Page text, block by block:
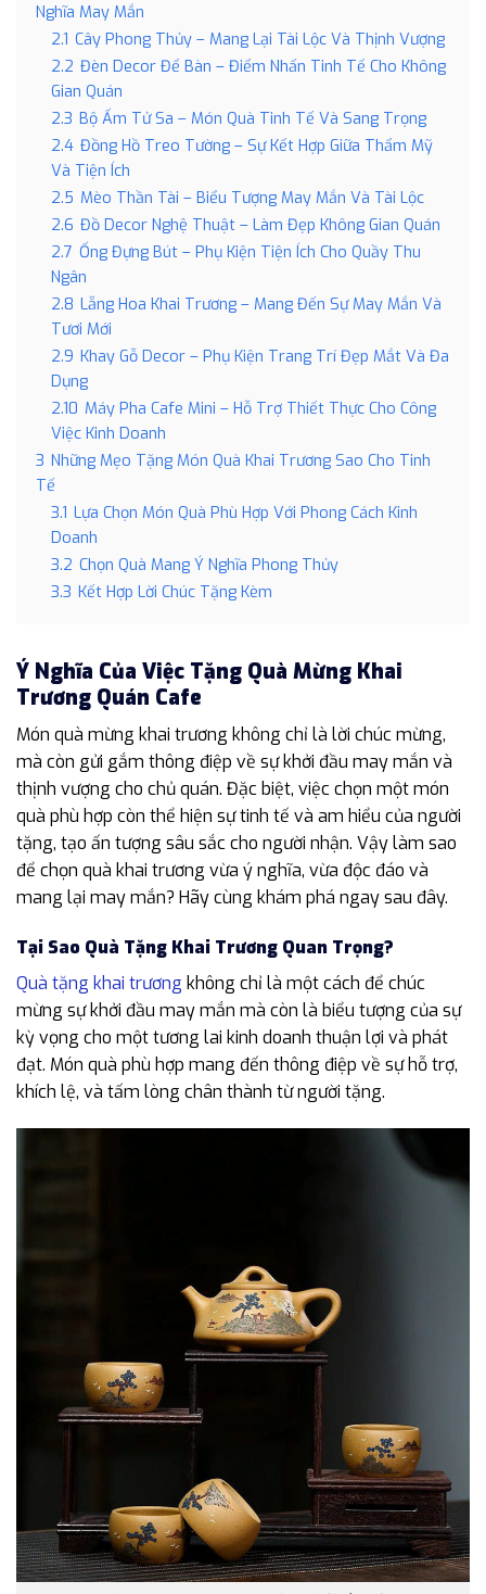
Nghĩa May Mắn
2.1 Cây Phong Thủy – Mang Lại Tài Lộc Và Thịnh Vượng
2.2 Đèn Decor Để Bàn – Điểm Nhấn Tinh Tế Cho Không
Gian Quán
2.3 Bộ Ấm Tử Sa – Món Quà Tinh Tế Và Sang Trọng
2.4 Đồng Hồ Treo Tường – Sự Kết Hợp Giữa Thẩm Mỹ
Và Tiện Ích
2.5 Mèo Thần Tài – Biểu Tượng May Mắn Và Tài Lộc
2.6 Đồ Decor Nghệ Thuật – Làm Đẹp Không Gian Quán
2.7 Ống Đựng Bút – Phụ Kiện Tiện Ích Cho Quầy Thu
Ngân
2.8 Lẵng Hoa Khai Trương – Mang Đến Sự May Mắn Và
Tươi Mới
2.9 Khay Gỗ Decor – Phụ Kiện Trang Trí Đẹp Mắt Và Đa
Dụng
2.10 Máy Pha Cafe Mini – Hỗ Trợ Thiết Thực Cho Công
Việc Kinh Doanh
3 Những Mẹo Tặng Món Quà Khai Trương Sao Cho Tinh
Tế
3.1 Lựa Chọn Món Quà Phù Hợp Với Phong Cách Kinh
Doanh
3.2 Chọn Quà Mang Ý Nghĩa Phong Thủy
3.3 Kết Hợp Lời Chúc Tặng Kèm
Ý Nghĩa Của Việc Tặng Quà Mừng Khai
Trương Quán Cafe
Món quà mừng khai trương không chỉ là lời chúc mừng,
mà còn gửi gắm thông điệp về sự khởi đầu may mắn và
thịnh vượng cho chủ quán. Đặc biệt, việc chọn một món
quà phù hợp còn thể hiện sự tinh tế và am hiểu của người
tặng, tạo ấn tượng sâu sắc cho người nhận. Vậy làm sao
để chọn quà khai trương vừa ý nghĩa, vừa độc đáo và
mang lại may mắn? Hãy cùng khám phá ngay sau đây.
Tại Sao Quà Tặng Khai Trương Quan Trọng?
Quà tặng khai trương không chỉ là một cách để chúc
mừng sự khởi đầu may mắn mà còn là biểu tượng của sự
kỳ vọng cho một tương lai kinh doanh thuận lợi và phát
đạt. Món quà phù hợp mang đến thông điệp về sự hỗ trợ,
khích lệ, và tấm lòng chân thành từ người tặng.